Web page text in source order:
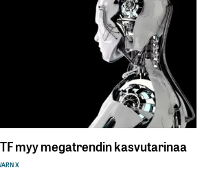
myy megatrendin kasvutarinaa
X